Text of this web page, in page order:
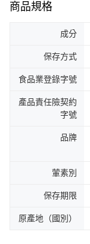
商品規格
成分
保存方式
食品業登錄字號
產品責任險契約
字號
品牌
葷素別
保存期限
原產地（國別）